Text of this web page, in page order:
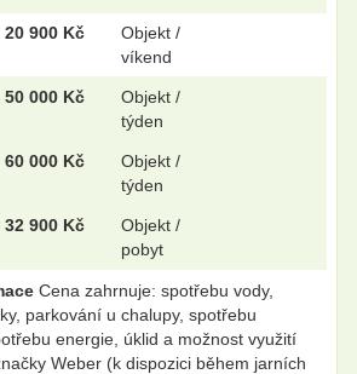
20 900 Kč
Objekt /
víkend
50 000 Kč
Objekt /
týden
60 000 Kč
Objekt /
týden
32 900 Kč
Objekt /
pobyt
Cena zahrnuje: spotřebu vody,
parkování u chalupy, spotřebu
energie, úklid a možnost využití
Weber (k dispozici během jarních